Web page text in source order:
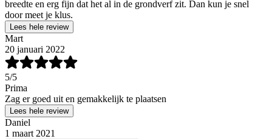
breedte en erg fijn dat het al in de grondverf zit. Dan kun je snel
door meet je klus.
Lees hele review
Mart
20 januari 2022
5/5
Prima
Zag er goed uit en gemakkelijk te plaatsen
Lees hele review
Daniel
1 maart 2021